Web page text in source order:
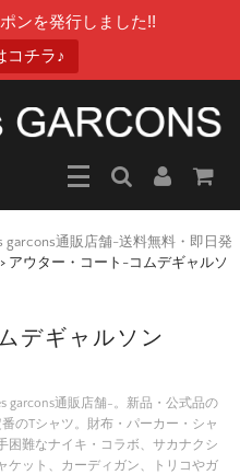
ンを発行しました!!
チラ♪
garcons通販店舗-送料無料・即日発
> アウター・コート-コムデギャルソ
デギャルソン
garcons通販店舗-。新品・公式品の
のTシャツ。財布・パーカー・シャ
困難なナイキ・コラボ、サカナクシ
ケット、カーディガン、トリコやガ